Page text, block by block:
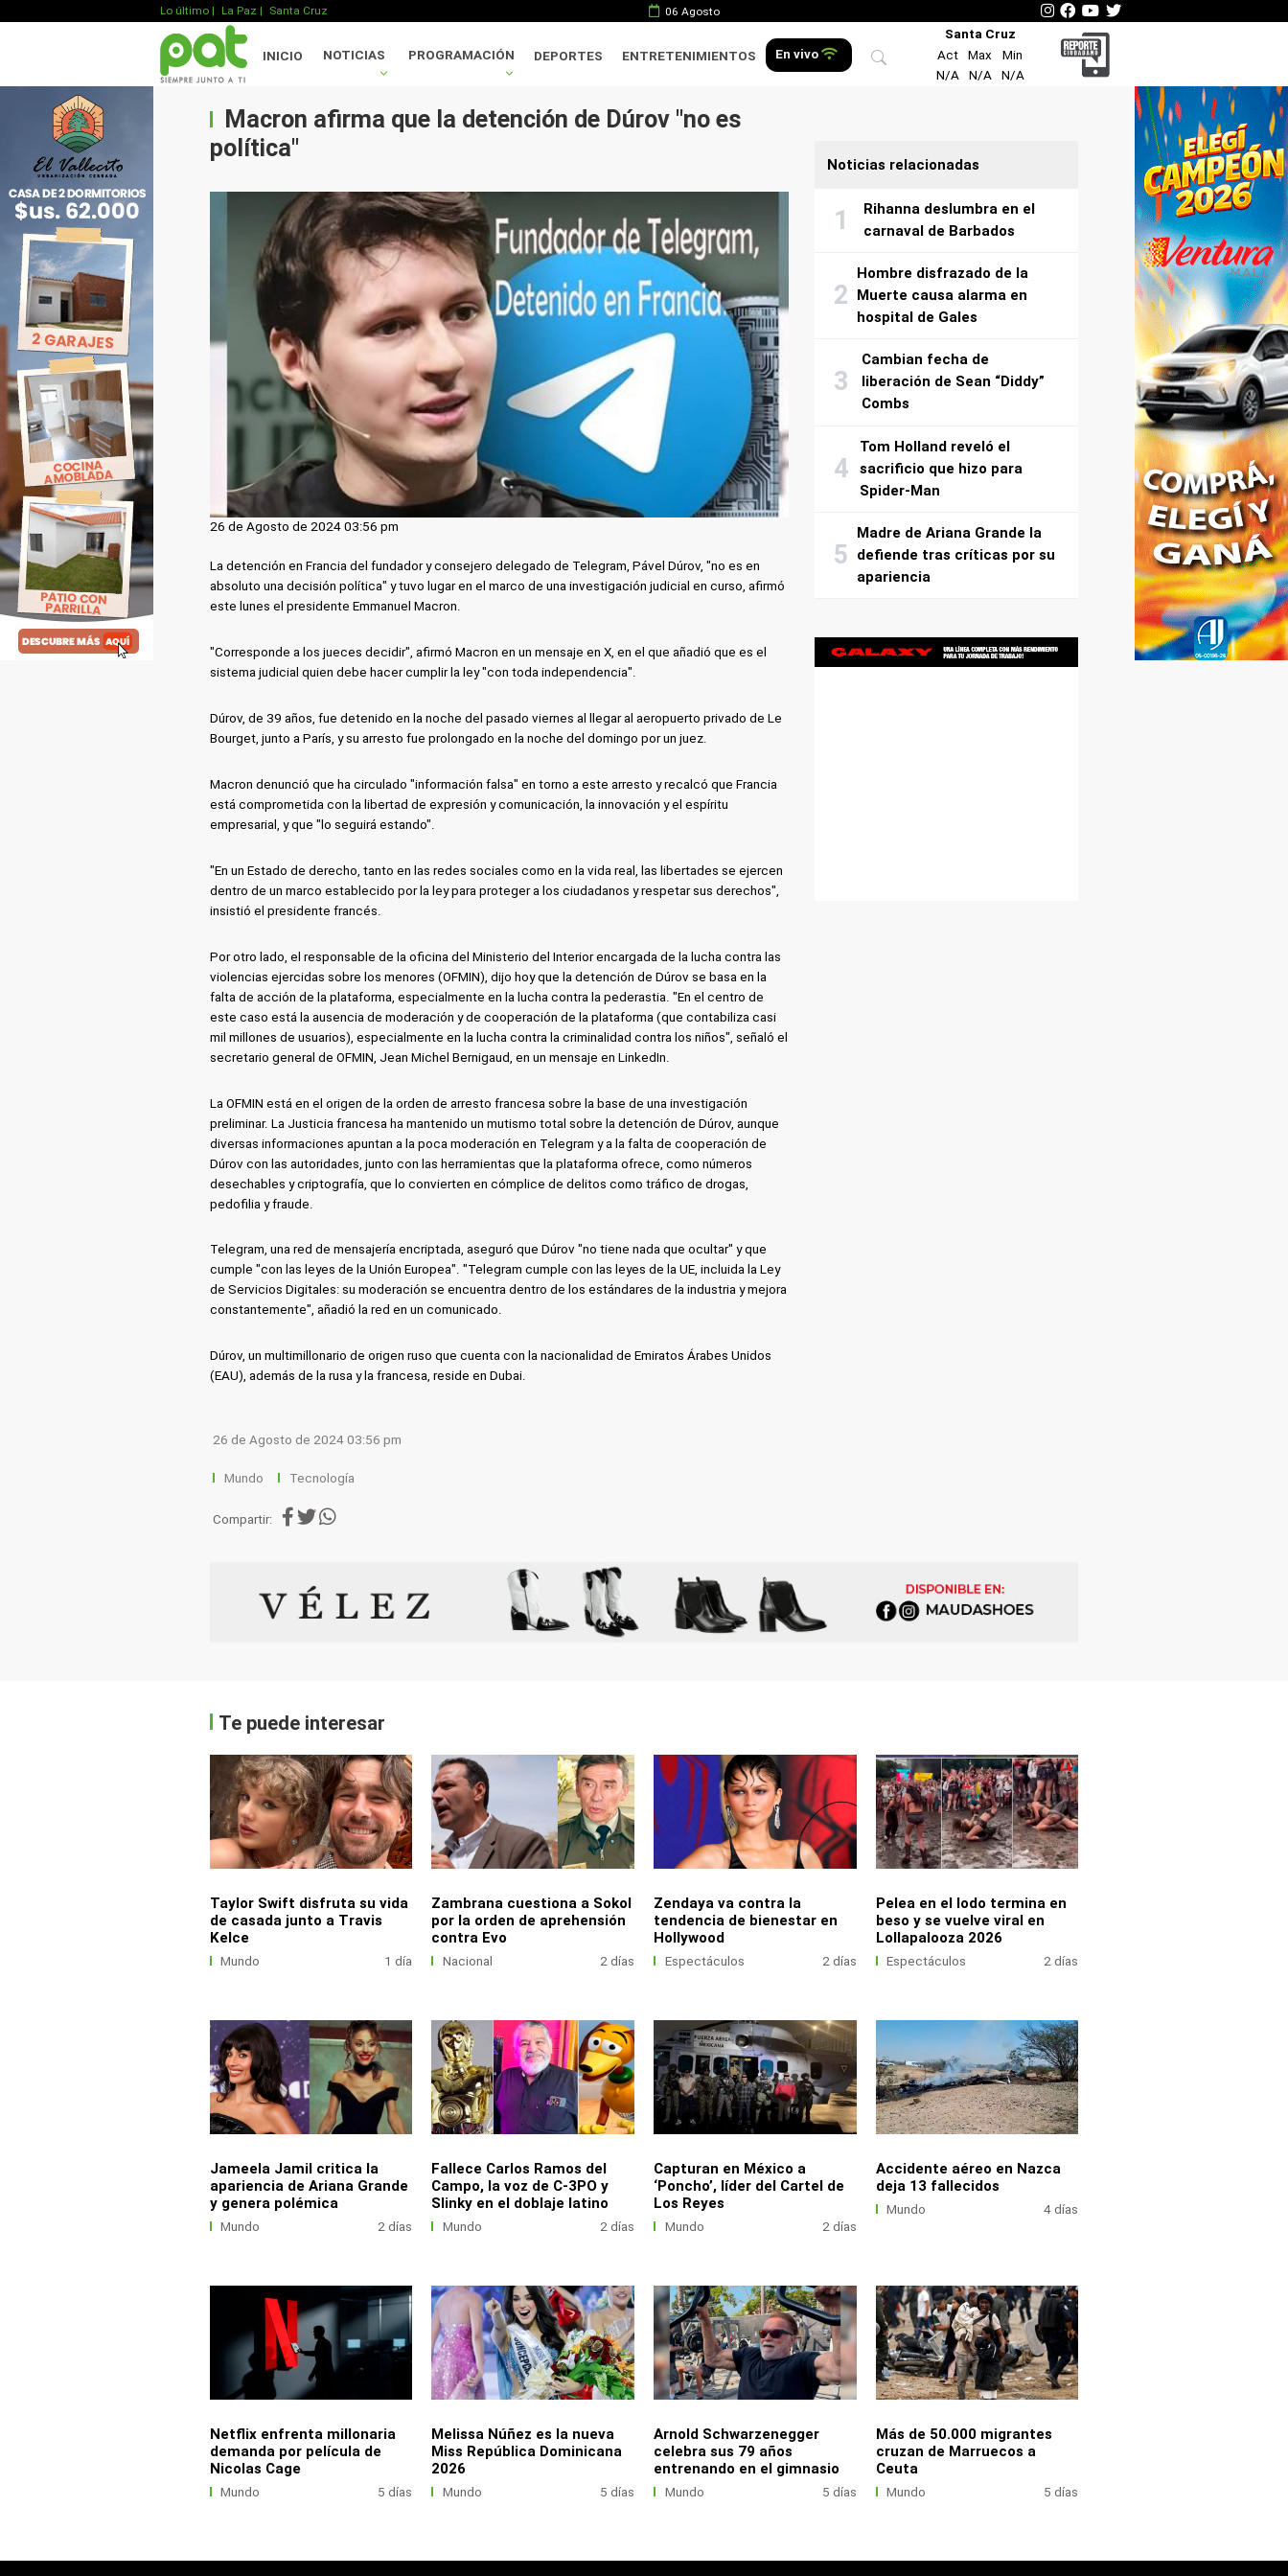
Lo último | La Paz | Santa Cruz 06 Agosto
INICIO NOTICIAS PROGRAMACIÓN DEPORTES ENTRETENIMIENTOS En vivo
Santa Cruz
Act
Max
Min
N/A
N/A N/A
Macron afirma que la detención de Dúrov "no es
política"
26 de Agosto de 2024 03:56 pm
La detención en Francia del fundador y consejero delegado de Telegram, Pável Dúrov, "no es en
absoluto una decisión política" y tuvo lugar en el marco de una investigación judicial en curso, afirmó
este lunes el presidente Emmanuel Macron.
"Corresponde a los jueces decidir", afirmó Macron en un mensaje en X, en el que añadió que es el
sistema judicial quien debe hacer cumplir la ley "con toda independencia".
Dúrov, de 39 años, fue detenido en la noche del pasado viernes al llegar al aeropuerto privado de Le
Bourget, junto a París, y su arresto fue prolongado en la noche del domingo por un juez.
Macron denunció que ha circulado "información falsa" en torno a este arresto y recalcó que Francia
está comprometida con la libertad de expresión y comunicación, la innovación y el espíritu
empresarial, y que "lo seguirá estando".
"En un Estado de derecho, tanto en las redes sociales como en la vida real, las libertades se ejercen
dentro de un marco establecido por la ley para proteger a los ciudadanos y respetar sus derechos",
insistió el presidente francés.
Por otro lado, el responsable de la oficina del Ministerio del Interior encargada de la lucha contra las
violencias ejercidas sobre los menores (OFMIN), dijo hoy que la detención de Dúrov se basa en la
falta de acción de la plataforma, especialmente en la lucha contra la pederastia. "En el centro de
este caso está la ausencia de moderación y de cooperación de la plataforma (que contabiliza casi
mil millones de usuarios), especialmente en la lucha contra la criminalidad contra los niños", señaló el
secretario general de OFMIN, Jean Michel Bernigaud, en un mensaje en LinkedIn.
La OFMIN está en el origen de la orden de arresto francesa sobre la base de una investigación
preliminar. La Justicia francesa ha mantenido un mutismo total sobre la detención de Dúrov, aunque
diversas informaciones apuntan a la poca moderación en Telegram y a la falta de cooperación de
Dúrov con las autoridades, junto con las herramientas que la plataforma ofrece, como números
desechables y criptografía, que lo convierten en cómplice de delitos como tráfico de drogas,
pedofilia y fraude.
Telegram, una red de mensajería encriptada, aseguró que Dúrov "no tiene nada que ocultar" y que
cumple "con las leyes de la Unión Europea". "Telegram cumple con las leyes de la UE, incluida la Ley
de Servicios Digitales: su moderación se encuentra dentro de los estándares de la industria y mejora
constantemente", añadió la red en un comunicado.
Dúrov, un multimillonario de origen ruso que cuenta con la nacionalidad de Emiratos Árabes Unidos
(EAU), además de la rusa y la francesa, reside en Dubai.
26 de Agosto de 2024 03:56 pm
Mundo Tecnología
Compartir:
Noticias relacionadas
Rihanna deslumbra en el
carnaval de Barbados
Hombre disfrazado de la
Muerte causa alarma en
hospital de Gales
Cambian fecha de
liberación de Sean “Diddy”
Combs
Tom Holland reveló el
sacrificio que hizo para
Spider-Man
Madre de Ariana Grande la
defiende tras críticas por su
apariencia
Te puede interesar
Taylor Swift disfruta su vida
de casada junto a Travis
Kelce
Mundo 1 día
Zambrana cuestiona a Sokol
por la orden de aprehensión
contra Evo
Nacional 2 días
Zendaya va contra la
tendencia de bienestar en
Hollywood
Espectáculos 2 días
Pelea en el lodo termina en
beso y se vuelve viral en
Lollapalooza 2026
Espectáculos 2 días
Jameela Jamil critica la
apariencia de Ariana Grande
y genera polémica
Mundo 2 días
Fallece Carlos Ramos del
Campo, la voz de C-3PO y
Slinky en el doblaje latino
Mundo 2 días
Capturan en México a
‘Poncho’, líder del Cartel de
Los Reyes
Mundo 2 días
Accidente aéreo en Nazca
deja 13 fallecidos
Mundo 4 días
Netflix enfrenta millonaria
demanda por película de
Nicolas Cage
Mundo 5 días
Melissa Núñez es la nueva
Miss República Dominicana
2026
Mundo 5 días
Arnold Schwarzenegger
celebra sus 79 años
entrenando en el gimnasio
Mundo 5 días
Más de 50.000 migrantes
cruzan de Marruecos a
Ceuta
Mundo 5 días